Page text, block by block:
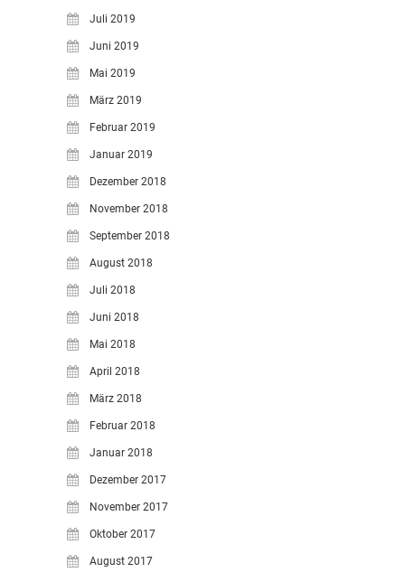
Juli 2019
Juni 2019
Mai 2019
März 2019
Februar 2019
Januar 2019
Dezember 2018
November 2018
September 2018
August 2018
Juli 2018
Juni 2018
Mai 2018
April 2018
März 2018
Februar 2018
Januar 2018
Dezember 2017
November 2017
Oktober 2017
August 2017